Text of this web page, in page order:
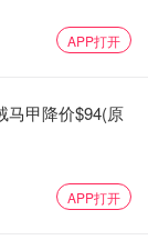
自辩，
眼球，同时否
APP打开
马甲降价$94(原
APP打开